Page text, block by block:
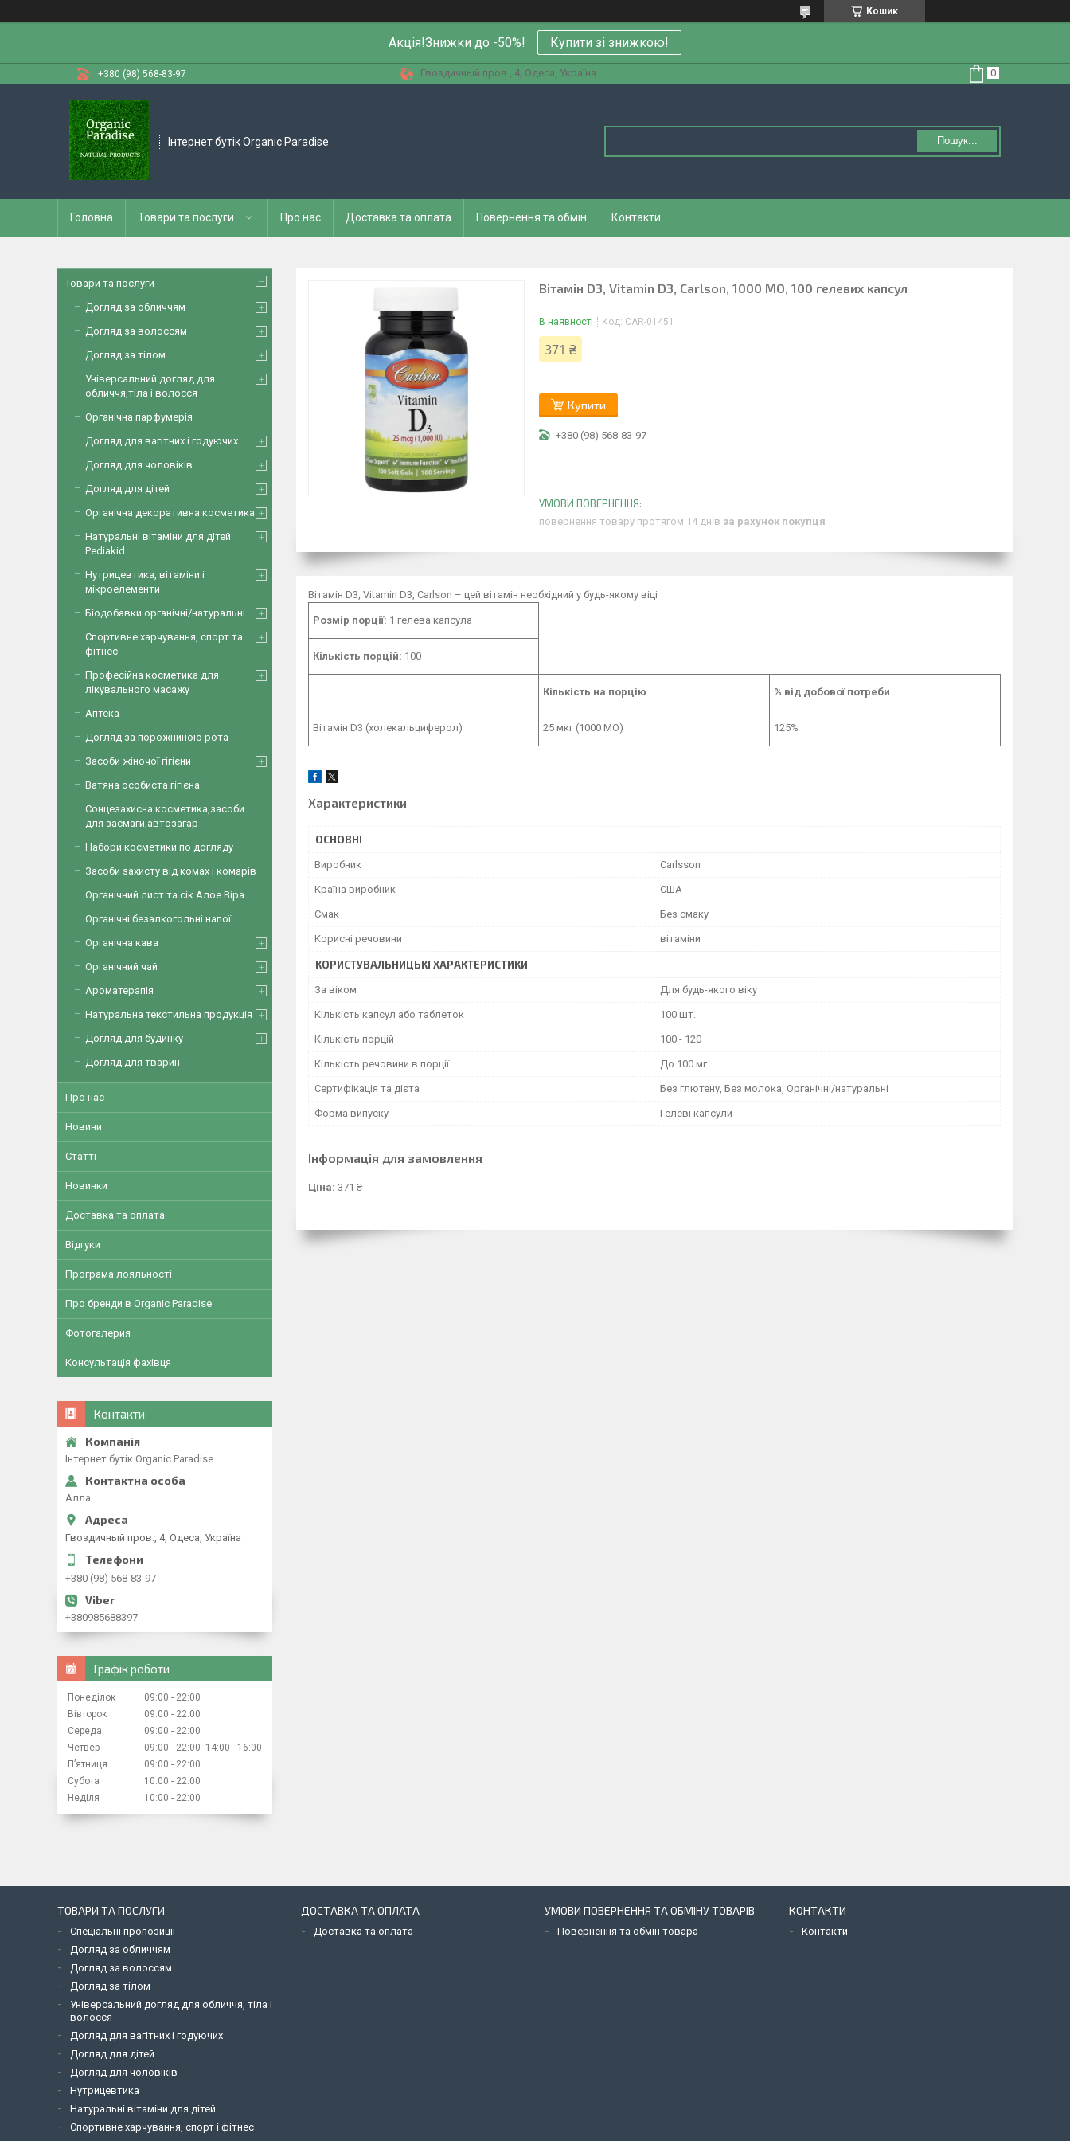
Кошик
Акція!Знижки до -50%! Купити зi знижкою!
+380 (98) 568-83-97 Гвоздичный пров., 4, Одеса, Україна
Інтернет бутік Organic Paradise Пошук...
Головна Товари та послуги Про нас Доставка та оплата Повернення та обмін Контакти
Вітамін D3, Vitamin D3, Carlson, 1000 МО, 100 гелевих капсул
В наявності Код: CAR-01451
371 ₴
Купити
+380 (98) 568-83-97
повернення товару протягом 14 днів за рахунок покупця
Вітамін D3, Vitamin D3, Carlson – цей вітамін необхідний у будь-якому віці
Розмір порції: 1 гелева капсула
Кількість порцій: 100
Кількість на порцію % від добової потреби
Вітамін D3 (холекальциферол) 25 мкг (1000 МО) 125%
Характеристики
ОСНОВНІ
Виробник Carlsson
Країна виробник США
Смак Без смаку
Корисні речовини вітаміни
КОРИСТУВАЛЬНИЦЬКІ ХАРАКТЕРИСТИКИ
За віком Для будь-якого віку
Кількість капсул або таблеток 100 шт.
Кількість порцій 100 - 120
Кількість речовини в порції До 100 мг
Сертифікація та дієта Без глютену, Без молока, Органічні/натуральні
Форма випуску Гелеві капсули
Інформація для замовлення
Ціна: 371 ₴
Товари та послуги
Догляд за обличчям
Догляд за волоссям
Догляд за тілом
Універсальний догляд для
обличчя,тіла і волосся
Органічна парфумерія
Догляд для вагітних і годуючих
Догляд для чоловіків
Догляд для дітей
Органічна декоративна косметика
Натуральні вітаміни для дітей
Pediakid
Нутрицевтика, вітаміни і
мікроелементи
Біодобавки органічні/натуральні
Спортивне харчування, спорт та
фітнес
Професійна косметика для
лікувального масажу
Аптека
Догляд за порожниною рота
Засоби жіночої гігієни
Ватяна особиста гігієна
Сонцезахисна косметика,засоби
для засмаги,автозагар
Набори косметики по догляду
Засоби захисту від комах і комарів
Органічний лист та сік Алое Віра
Органічні безалкогольні напої
Органічна кава
Органічний чай
Ароматерапія
Натуральна текстильна продукція
Догляд для будинку
Догляд для тварин
Про нас
Новини
Статті
Новинки
Доставка та оплата
Відгуки
Програма лояльності
Про бренди в Organic Paradise
Фотогалерия
Консультація фахівця
Контакти
Iнтернет бутiк Organic Paradise
Алла
Гвоздичный пров., 4, Одеса, Україна
+380 (98) 568-83-97
+380985688397
Графік роботи
Понеділок 09:00
22:00
Вівторок
09:00
22:00
Середа
09:00
22:00
Четвер
09:00 22:00 14:00
16:00
Пʼятниця
09:00
22:00
Субота
10:00
22:00
Неділя
10:00 22:00
ТОВАРИ ТА ПОСЛУГИ
Спеціальні пропозиції
Догляд за обличчям
Догляд за волоссям
Догляд за тілом
Універсальний догляд для обличчя, тіла і
волосся
Догляд для вагітних і годуючих
Догляд для дітей
Догляд для чоловіків
Нутрицевтика
Натуральні вітаміни для дітей
Спортивне харчування, спорт і фітнес
ДОСТАВКА ТА ОПЛАТА
Доставка та оплата
УМОВИ ПОВЕРНЕННЯ ТА ОБМІНУ ТОВАРІВ
Повернення та обмін товара
КОНТАКТИ
Контакти